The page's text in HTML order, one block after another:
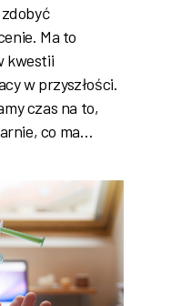
Ma to
kwestii
w przyszłości.
czas na to,
co ma…